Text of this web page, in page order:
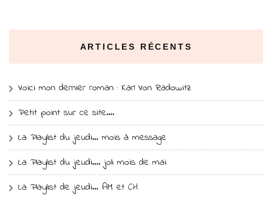
ARTICLES RÉCENTS
Voici mon dernier roman : Karl Von Radowitz
Petit point sur ce site….
La Playlist du jeudi… mois à message
La Playlist du jeudi…. joli mois de mai
La Playlist de jeudi… AM et CH